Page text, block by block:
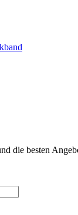
die besten